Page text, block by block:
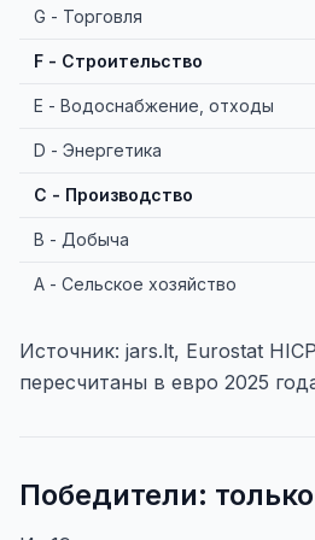
G - Торговля
F - Строительство
E - Водоснабжение, отходы
D - Энергетика
C - Производство
B - Добыча
A - Сельское хозяйство
Источник: jars.lt, Eurostat
пересчитаны в евро 2025
Победители: